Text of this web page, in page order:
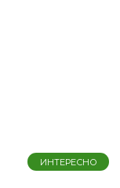
ИНТЕРЕСНО